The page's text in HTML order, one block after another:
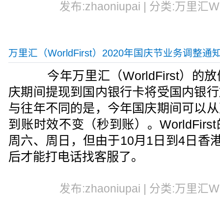
发布:zhaoniupai | 分类:万里汇
万里汇（WorldFirst）2020年国庆节业务调整通
今年万里汇（WorldFirst）的放
庆期间提现到国内银行卡将受国内银
与往年不同的是，今年国庆期间可以
到账时效不变（秒到账）。
周六、周日，但由于10月1日到4日香
后才能打电话找客服了。
发布:zhaoniupai | 分类:万里汇